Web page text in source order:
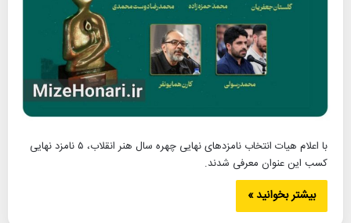
با اعلام هیات انتخاب نامزدهای نهایی چهره سال هنر انقلاب، ۵ نامزد نهایی
کسب این عنوان معرفی شدند.
بیشتر بخوانید »